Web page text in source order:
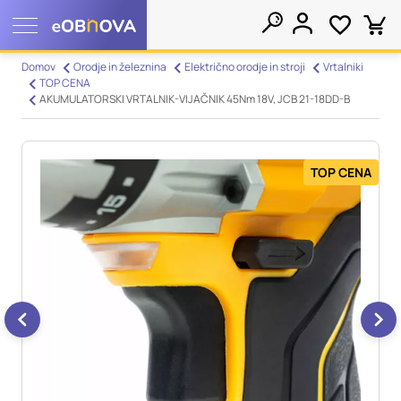
Domov Orodje in železnina Električno orodje in stroji
Vrtalniki
TOP CENA
AKUMULATORSKI VRTALNIK-VIJAČNIK 45Nm 18V, JCB 21-18DD-B
TOP CENA
Nastavitve piškotkov
Vaša zasebnost
Ko obiščete katero koli spletno mesto, mesto lahko shrani ali
pridobi informacije iz vašega brskalnika, večinoma v obliki
piškotkov. Te informacije se lahko navezujejo na vas, vaše
nastavitve, vašo napravo ali pa skrbijo, da vaše spletno mesto
deluje v skladu z vašimi pričakovanji. Te informacije običajno
ne razkrivajo neposredno vaše identitete, vendar vam lahko
zagotovijo bolj prilagojeno spletno uporabniško izkušnjo.
Nekatere vrste piškotkov lahko zavrnete. Klikajte različna
imena kategorij, da si ogledate več informacij in spremenite
privzete nastavitve. Blokiranje določenih vrst piškotkov vpliva
na vašo uporabo tega spletnega mesta in naše storitve.Več
Vedno aktivni